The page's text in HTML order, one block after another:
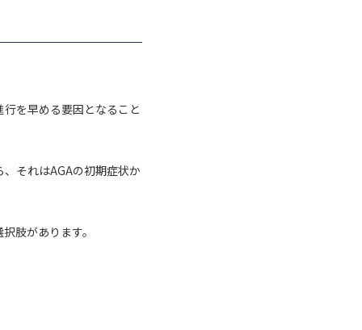
を早める要因となること
それはAGAの初期症状か
肢があります。